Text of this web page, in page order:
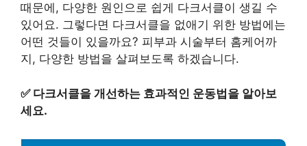
때문에, 다양한 원인으로 쉽게 다크서클이 생길 수
있어요. 그렇다면 다크서클을 없애기 위한 방법에는
어떤 것들이 있을까요? 피부과 시술부터 홈케어까
지, 다양한 방법을 살펴보도록 하겠습니다.
✅ 다크서클을 개선하는 효과적인 운동법을 알아보
세요.